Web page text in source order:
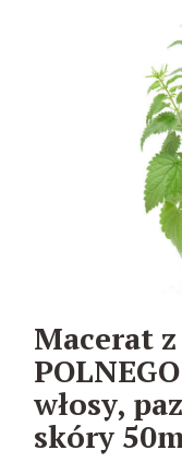
Macerat z
włosy,
skóry